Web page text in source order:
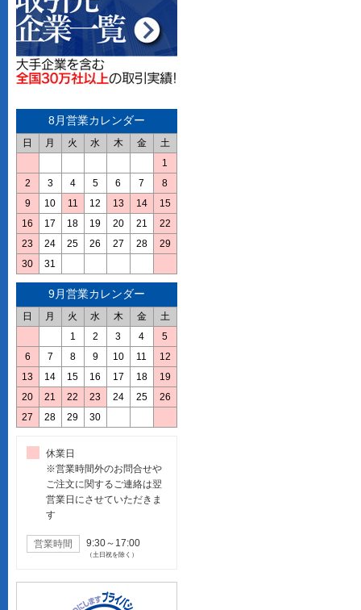
8月営業カレンダー
日 月 火 水 木 金
土
1
2
3 4 5 6 7
8
9
10 11 12 13 14
15
16
17 18 19 20 21
22
23
24 25 26 27 28
29
30
31
9月営業カレンダー
日 月 火 水 木 金
土
1
2 3 4
5
6
7 8 9 10 11
12
13
14 15 16 17 18
19
20
21 22 23 24 25
26
27
28 29 30
休業日
※営業時間外のお問合せや
ご注文に関するご連絡は翌
営業日にさせていただきま
す
営業時間 9:30～17:00
（土日祝を除く）